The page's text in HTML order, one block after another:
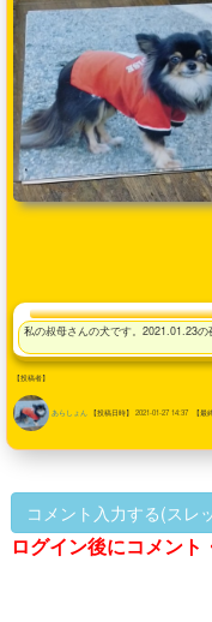
私の叔母さんの犬です。2021.01.23の
【投稿者】
あらしょん 【投稿日時】 2021-01-27 14:37 【最
コメント入力する(スレ
ログイン後にコメント